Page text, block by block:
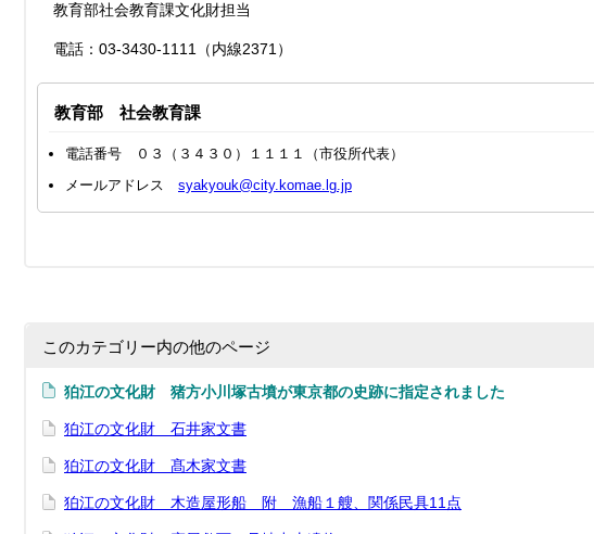
教育部社会教育課文化財担当
電話：03-3430-1111（内線2371）
教育部 社会教育課
電話番号 ０３（３４３０）１１１１（市役所代表）
メールアドレス syakyouk@city.komae.lg.jp
このカテゴリー内の他のページ
狛江の文化財 猪方小川塚古墳が東京都の史跡に指定されました
狛江の文化財 石井家文書
狛江の文化財 髙木家文書
狛江の文化財 木造屋形船 附 漁船１艘、関係民具11点